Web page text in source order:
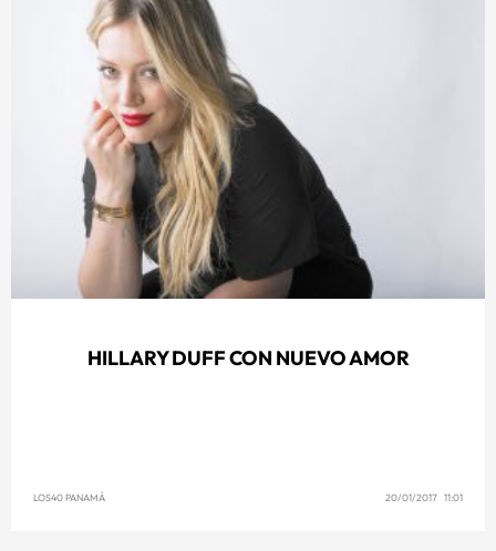
HILLARY DUFF CON NUEVO AMOR
LOS40 PANAMÁ 20/01/2017 11:01